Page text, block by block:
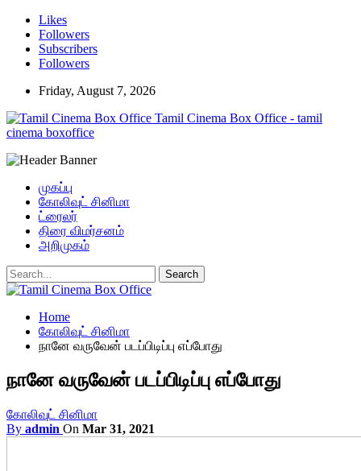
Likes
Followers
Subscribers
Followers
Friday, August 7, 2026
Tamil Cinema Box Office - tamil
cinema boxoffice
முகப்பு
கோலிவுட் சினிமா
ட்ரைலர்
திரை விமர்சனம்
அறிமுகம்
Home
கோலிவுட் சினிமா
நானே வருவேன் படப்பிடிப்பு எப்போது
நானே வருவேன் படப்பிடிப்பு எப்போது
கோலிவுட் சினிமா
By admin On Mar 31, 2021